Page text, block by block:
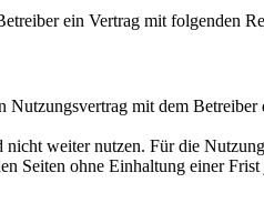
ein Vertrag mit folgenden
mit dem
weiter nutzen. Für die
Seiten ohne Einhaltung einer